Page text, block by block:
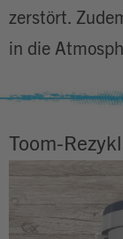
zerstört.
in die
Toom-